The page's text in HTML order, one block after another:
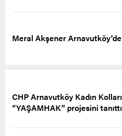
Meral Akşener Arnavutköy’de
CHP Arnavutköy Kadın Kolları
“YAŞAMHAK” projesini tanıttı